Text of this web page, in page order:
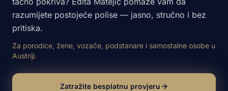
razumijete postojeće polise — jasno, stručno i bez
pritiska.
Za porodice, žene, vozače, podstanare i samostalne osobe u
Austriji.
Zatražite besplatnu provjeru